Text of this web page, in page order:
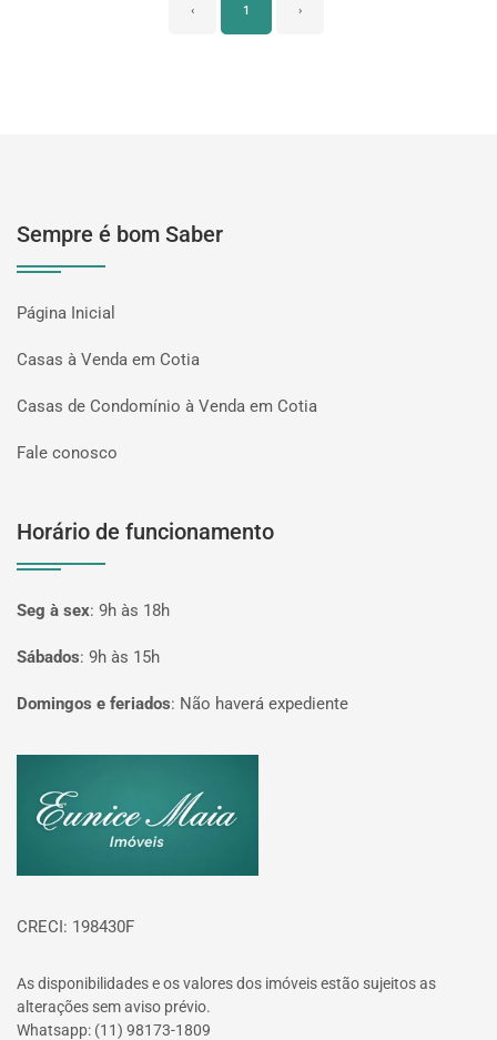
‹ 1 ›
Sempre é bom Saber
Página Inicial
Casas à Venda em Cotia
Casas de Condomínio à Venda em Cotia
Fale conosco
Horário de funcionamento
Seg à sex: 9h às 18h
Sábados: 9h às 15h
Domingos e feriados: Não haverá expediente
CRECI: 198430F
As disponibilidades e os valores dos imóveis estão sujeitos as
alterações sem aviso prévio.
Whatsapp: (11) 98173-1809